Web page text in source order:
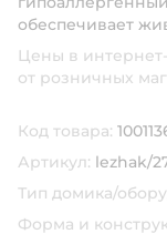
обеспечивает
Цены в
от розничных
Код товара:
Артикул: lezhak/
Тип домика/
Форма и